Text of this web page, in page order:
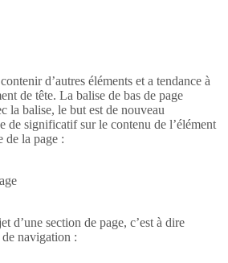
d’autres éléments et a tendance à
de tête. La balise de bas de page
la balise, le but est de nouveau
de significatif sur le contenu de l’élément
de la page :
d’une section de page, c’est à dire
navigation :